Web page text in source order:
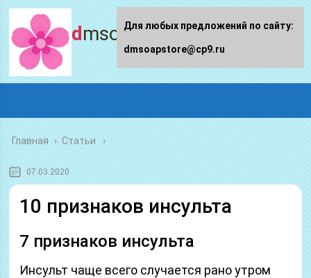
dmsoapstore.ru
Главная › Статьи
07.03.2020
10 признаков инсульта
7 признаков инсульта
Инсульт чаще всего случается рано утром
Для любых предложений по сайту:
dmsoapstore@cp9.ru